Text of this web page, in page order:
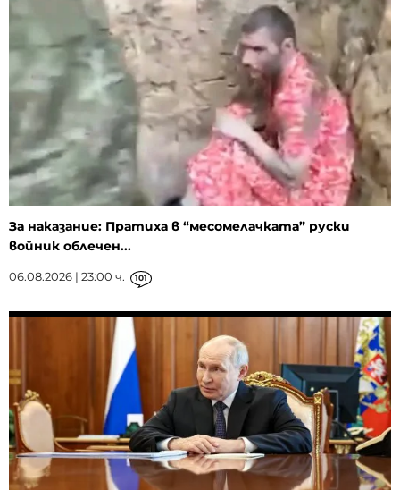
За наказание: Пратиха в “месомелачката” руски
войник облечен...
06.08.2026 | 23:00 ч. 101